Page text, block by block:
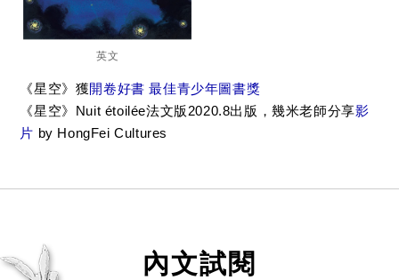
英文
《星空》獲開卷好書 最佳青少年圖書獎
《星空》Nuit étoilée法文版2020.8出版，幾米老師分享影
片 by HongFei Cultures
內文試閱